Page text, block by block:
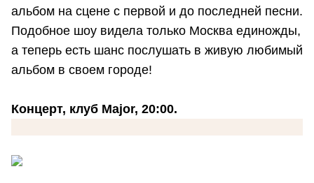
альбом на сцене с первой и до последней песни.
Подобное шоу видела только Москва единожды,
а теперь есть шанс послушать в живую любимый
альбом в своем городе!
Концерт, клуб Major, 20:00.